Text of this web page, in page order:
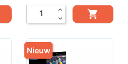
expand_less
expand_more

Nieuw